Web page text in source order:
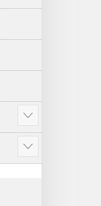
Више
Више